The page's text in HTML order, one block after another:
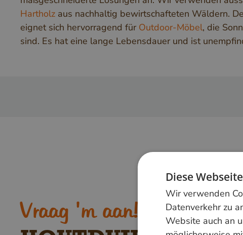
Hartholz aus nachhaltig bewirtschafteten Wäldern.
eignet sich hervorragend für Outdoor-Möbel, die
sind. Es hat eine lange Lebensdauer und ist
Vraag 'm aan!
Diese
Wir verwenden
Datenverkehr zu
Website auch an